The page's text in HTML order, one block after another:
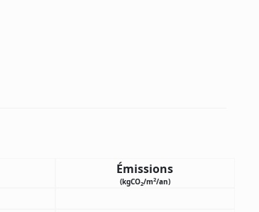
Émissions
(kgCO2/m2/an)